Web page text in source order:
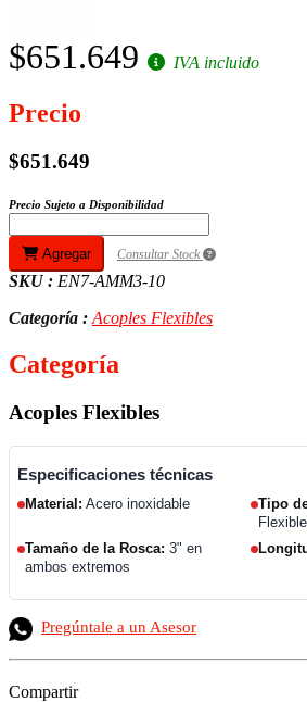
$651.649 IVA incluido
Precio
$651.649
Precio Sujeto a Disponibilidad
Agregar Consultar Stock
SKU : EN7-AMM3-10
Categoría :Acoples Flexibles
Categoría
Acoples Flexibles
Especificaciones técnicas
Material: Acero inoxidable Tipo
Tamaño de la Rosca: 3" en
ambos extremos
Pregúntale a un Asesor
Compartir